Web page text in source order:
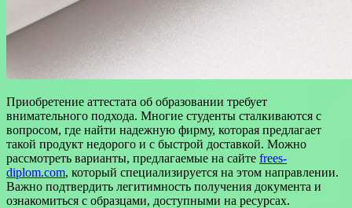
Приобретение аттестата об образовании требует
внимательного подхода. Многие студенты сталкиваются с
вопросом, где найти надежную фирму, которая предлагает
такой продукт недорого и с быстрой доставкой. Можно
рассмотреть варианты, предлагаемые на сайте frees-
diplom.com, который специализируется на этом направлении.
Важно подтвердить легитимность получения документа и
ознакомиться с образцами, доступными на ресурсах.